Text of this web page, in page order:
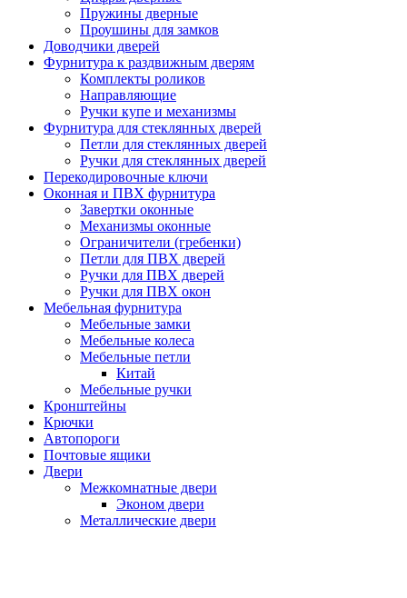
Пружины дверные
Проушины для замков
Доводчики дверей
Фурнитура к раздвижным дверям
Комплекты роликов
Направляющие
Ручки купе и механизмы
Фурнитура для стеклянных дверей
Петли для стеклянных дверей
Ручки для стеклянных дверей
Перекодировочные ключи
Оконная и ПВХ фурнитура
Завертки оконные
Механизмы оконные
Ограничители (гребенки)
Петли для ПВХ дверей
Ручки для ПВХ дверей
Ручки для ПВХ окон
Мебельная фурнитура
Мебельные замки
Мебельные колеса
Мебельные петли
Китай
Мебельные ручки
Кронштейны
Крючки
Автопороги
Почтовые ящики
Двери
Межкомнатные двери
Эконом двери
Металлические двери